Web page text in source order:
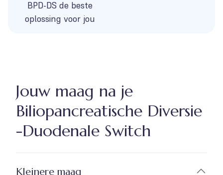
BPD-DS de beste
oplossing voor jou
Jouw maag na je
Biliopancreatische Diversie
-Duodenale Switch
Kleinere maag